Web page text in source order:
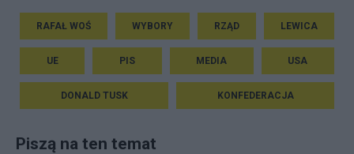
RAFAŁ WOŚ WYBORY RZĄD LEWICA
UE PIS MEDIA USA
DONALD TUSK KONFEDERACJA
Piszą na ten temat